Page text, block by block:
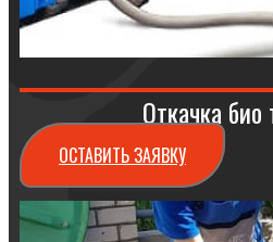
Откачка био
ОСТАВИТЬ ЗАЯВКУ